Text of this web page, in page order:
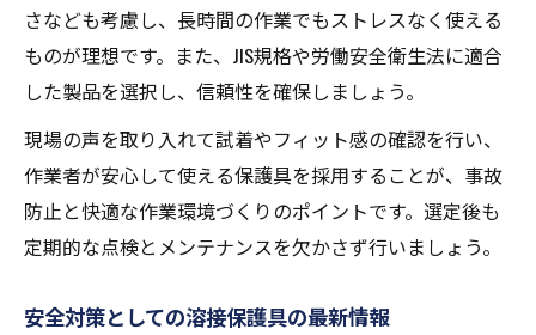
さなども考慮し、長時間の作業でもストレスなく使える
ものが理想です。また、JIS規格や労働安全衛生法に適合
した製品を選択し、信頼性を確保しましょう。
現場の声を取り入れて試着やフィット感の確認を行い、
作業者が安心して使える保護具を採用することが、事故
防止と快適な作業環境づくりのポイントです。選定後も
定期的な点検とメンテナンスを欠かさず行いましょう。
安全対策としての溶接保護具の最新情報